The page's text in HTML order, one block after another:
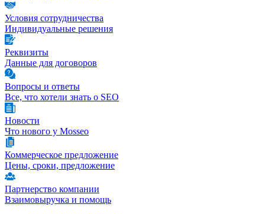
Условия сотрудничества
Индивидуальные решения
Реквизиты
Данные для договоров
Вопросы и ответы
Все, что хотели знать о SEO
Новости
Что нового у Mosseo
Коммерческое предложение
Цены, сроки, предложение
Партнерство компании
Взаимовыручка и помощь